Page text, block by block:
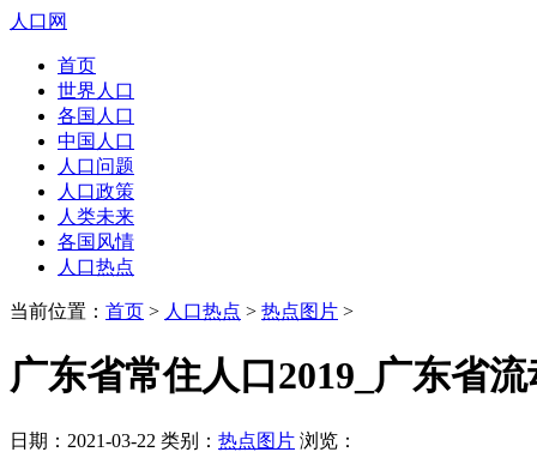
人口网
首页
世界人口
各国人口
中国人口
人口问题
人口政策
人类未来
各国风情
人口热点
当前位置： 首页 > 人口热点 > 热点图片 >
广东省常住人口2019_广东省
日期：2021-03-22 类别： 热点图片 浏览：